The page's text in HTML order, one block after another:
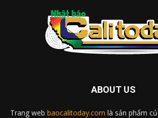
ABOUT US
Trang web baocalitoday.com là sản phẩm